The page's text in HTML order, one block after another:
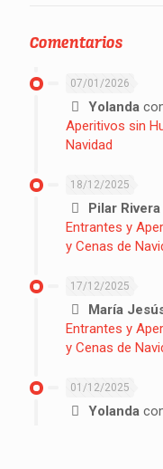
Comentarios
07/01/2026
Yolanda
Aperitivos sin
Navidad
18/12/2025
Pilar
Entrantes y
y Cenas de
17/12/2025
María
Entrantes y
y Cenas de
01/12/2025
Yolanda